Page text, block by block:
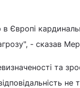
Європі
- сказав
та
не